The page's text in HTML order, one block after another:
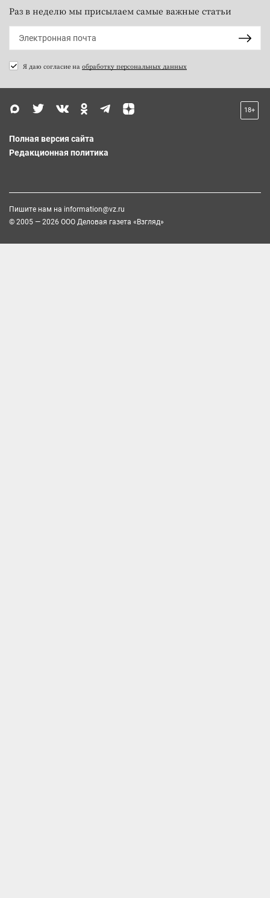
Раз в неделю мы присылаем самые важные статьи
Я даю согласие на обработку персональных данных
18+
Полная версия сайта
Редакционная политика
Пишите нам на information@vz.ru
© 2005 — 2026 ООО Деловая газета «Взгляд»